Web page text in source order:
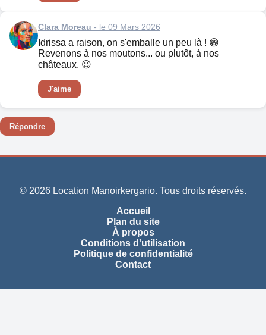
Clara Moreau - le 09 Mars 2026
Idrissa a raison, on s'emballe un peu là ! 😁
Revenons à nos moutons... ou plutôt, à nos
châteaux. 😉
J'aime
Répondre
© 2026 Location Manoirkergario. Tous droits réservés.
Accueil
Plan du site
À propos
Conditions d'utilisation
Politique de confidentialité
Contact